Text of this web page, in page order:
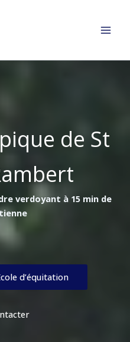
de St
verdoyant à 15 min de
d’équitation